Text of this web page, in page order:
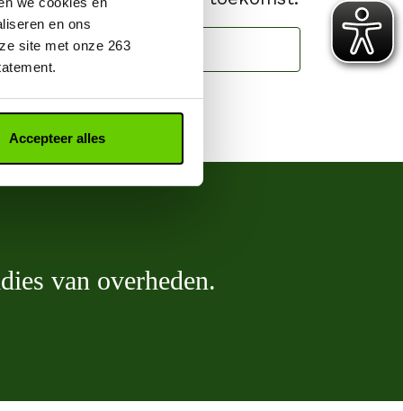
en ons
site met onze 263
Accepteer alles
aan Greenpeace
van overheden.